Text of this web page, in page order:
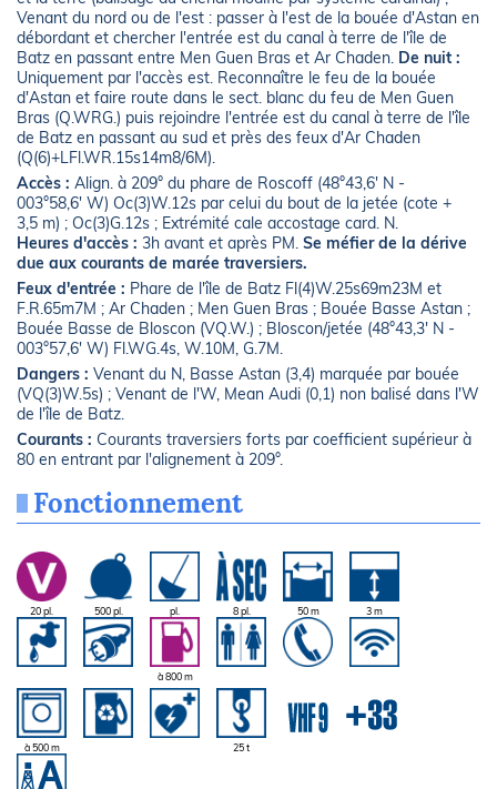
Venant du nord ou de l'est : passer à l'est de la bouée d'Astan en
débordant et chercher l'entrée est du canal à terre de l'île de
Batz en passant entre Men Guen Bras et Ar Chaden. De nuit :
Uniquement par l'accès est. Reconnaître le feu de la bouée
d'Astan et faire route dans le sect. blanc du feu de Men Guen
Bras (Q.WRG.) puis rejoindre l'entrée est du canal à terre de l'île
de Batz en passant au sud et près des feux d'Ar Chaden
(Q(6)+LFl.WR.15s14m8/6M).
Accès : Align. à 209° du phare de Roscoff (48°43,6' N -
003°58,6' W) Oc(3)W.12s par celui du bout de la jetée (cote +
3,5 m) ; Oc(3)G.12s ; Extrémité cale accostage card. N.
Heures d'accès : 3h avant et après PM. Se méfier de la dérive
due aux courants de marée traversiers.
Feux d'entrée : Phare de l'île de Batz Fl(4)W.25s69m23M et
F.R.65m7M ; Ar Chaden ; Men Guen Bras ; Bouée Basse Astan ;
Bouée Basse de Bloscon (VQ.W.) ; Bloscon/jetée (48°43,3' N -
003°57,6' W) Fl.WG.4s, W.10M, G.7M.
Dangers : Venant du N, Basse Astan (3,4) marquée par bouée
(VQ(3)W.5s) ; Venant de l'W, Mean Audi (0,1) non balisé dans l'W
de l'île de Batz.
Courants : Courants traversiers forts par coefficient supérieur à
80 en entrant par l'alignement à 209°.
Fonctionnement
20 pl. 500 pl. pl. 8 pl. 50 m 3 m
à 800 m
à 500 m 25 t